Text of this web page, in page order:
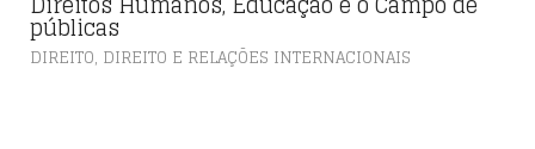
públicas
DIREITO, DIREITO E RELAÇÕES INTERNACIONAIS